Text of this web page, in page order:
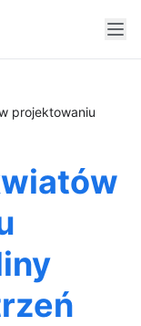
projektowaniu